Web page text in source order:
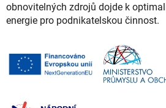
obnovitelných zdrojů dojde k
energie pro podnikatelskou činnost.